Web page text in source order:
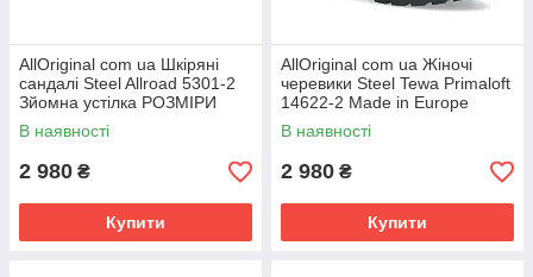
AllOriginal com ua Шкіряні
сандалі Steel Allroad 5301-2
Зйомна устілка РОЗМІРИ
ЗАПИТУЙТЕ
В наявності
2 980 ₴
Купити
AllOriginal com ua Жіночі
черевики Steel Tewa Primaloft
14622-2 Made in Europe
РОЗМІРИ ЗАПИТУЙТЕ
В наявності
2 980 ₴
Купити